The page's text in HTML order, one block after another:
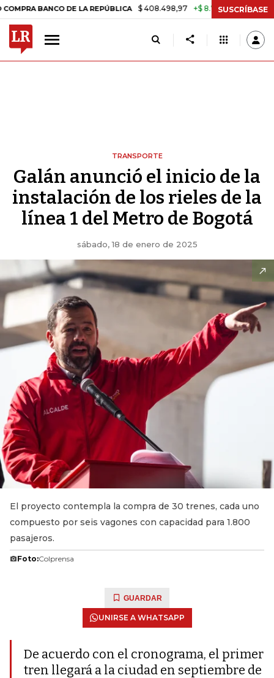
BANCO DE LA REPÚBLICA $ 408.498,97 +$ 8.753,81 +2,19%
SUSCRÍBASE
TRANSPORTE
Galán anunció el inicio de la
instalación de los rieles de la
línea 1 del Metro de Bogotá
sábado, 18 de enero de 2025
El proyecto contempla la compra de 30 trenes, cada uno
compuesto por seis vagones con capacidad para 1.800
pasajeros.
Foto:Colprensa
GUARDAR
UNIRSE A WHATSAPP
De acuerdo con el cronograma, el primer
tren llegará a la ciudad en septiembre de